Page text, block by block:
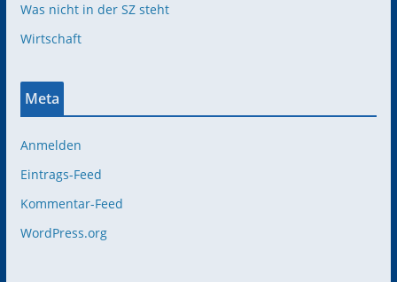
Was nicht in der SZ steht
Wirtschaft
Meta
Anmelden
Eintrags-Feed
Kommentar-Feed
WordPress.org